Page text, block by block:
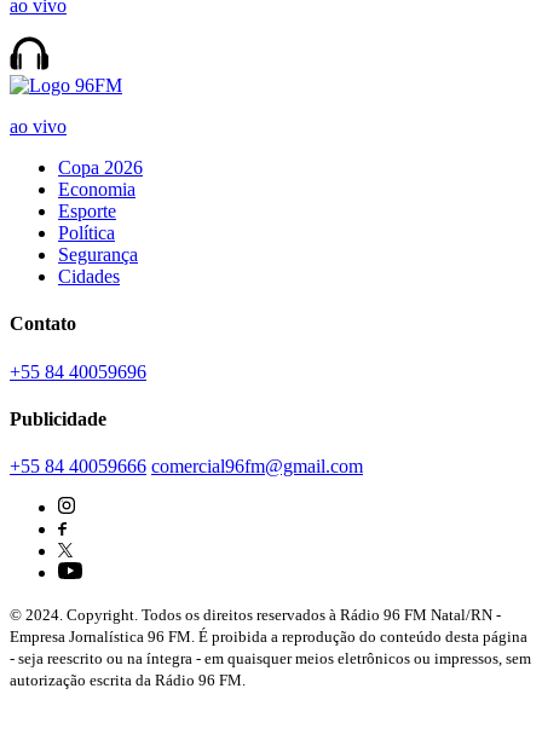
ao vivo
ao vivo
Copa 2026
Economia
Esporte
Política
Segurança
Cidades
Contato
+55 84 40059696
Publicidade
+55 84 40059666 comercial96fm@gmail.com
© 2024. Copyright. Todos os direitos reservados à Rádio 96 FM Natal/RN -
Empresa Jornalística 96 FM. É proibida a reprodução do conteúdo desta página
- seja reescrito ou na íntegra - em quaisquer meios eletrônicos ou impressos, sem
autorização escrita da Rádio 96 FM.